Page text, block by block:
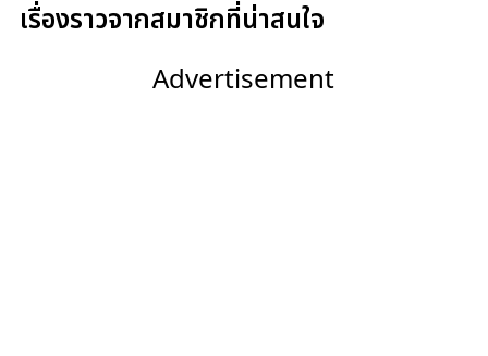
เรื่องราวจากสมาชิกที่น่าสนใจ
Advertisement